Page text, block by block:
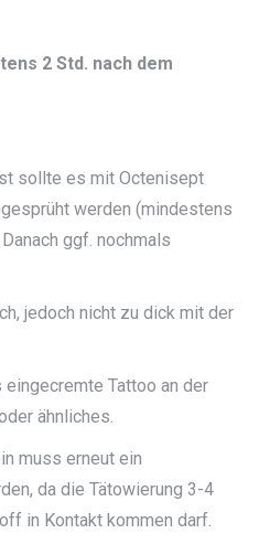
2 Std. nach dem
sollte es mit Octenisept
werden (mindestens
ggf. nochmals
jedoch nicht zu dick mit der
Tattoo an der
ähnliches.
muss erneut ein
da die Tätowierung 3-4
in Kontakt kommen darf.